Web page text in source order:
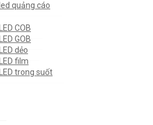
quảng cáo
COB
GOB
dẻo
film
trong suốt